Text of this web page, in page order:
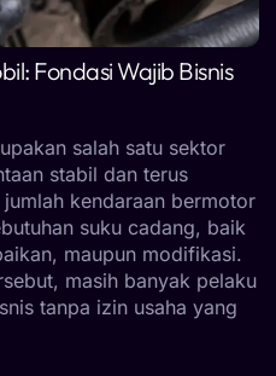
Fondasi Wajib Bisnis
salah satu sektor
stabil dan terus
kendaraan bermotor
suku cadang, baik
maupun modifikasi.
masih banyak pelaku
tanpa izin usaha yang